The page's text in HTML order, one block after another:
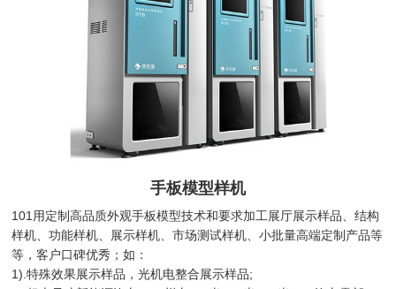
手板模型样机
101用定制高品质外观手板模型技术和要求加工展厅展示样品、结构
样机、功能样机、展示样机、市场测试样机、小批量高端定制产品等
等，客户口碑优秀；如：
1).特殊效果展示样品，光机电整合展示样品;